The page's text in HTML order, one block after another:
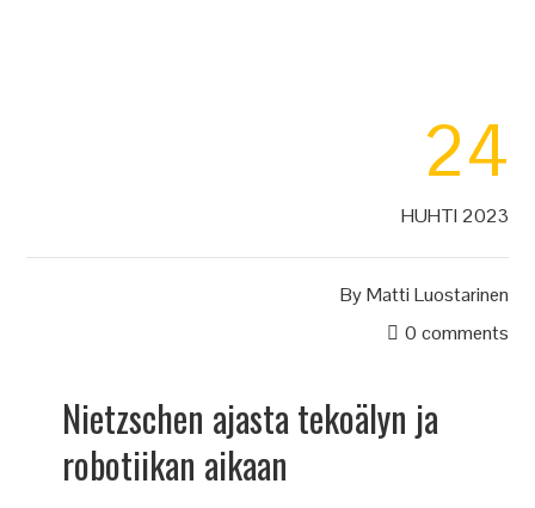
24
HUHTI 2023
ByMatti Luostarinen
0 comments
Nietzschen ajasta tekoälyn ja
robotiikan aikaan